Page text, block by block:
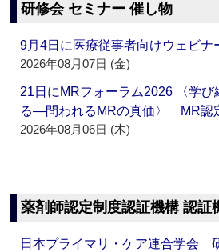
研修会 セミナー 催し物
9月4日に医療従事者向けウェビ
2026年08月07日 (金)
21日にMRフォーラム2026 〈学び
る―問われるMRの真価〉 MR認
2026年08月06日 (木)
薬剤師認定制度認証機構 認証
日本プライマリ・ケア連合学会